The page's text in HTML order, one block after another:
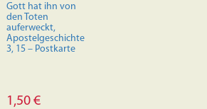
Gott hat ihn von
den Toten
auferweckt,
Apostelgeschichte
3, 15 – Postkarte
1,50€